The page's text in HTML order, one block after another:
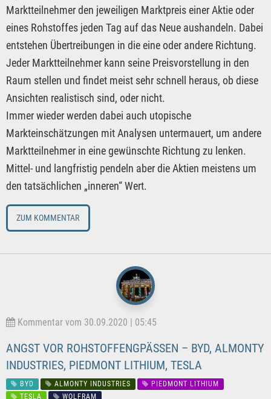
Marktteilnehmer den jeweiligen Marktpreis einer Aktie oder
eines Rohstoffes jeden Tag auf das Neue aushandeln. Dabei
entstehen Übertreibungen in die eine oder andere Richtung.
Jeder Marktteilnehmer kann seine Preisvorstellung in den
Raum stellen und findet meist sehr schnell heraus, ob diese
Ansichten realistisch sind, oder nicht.
Immer wieder werden dabei auch utopische
Markteinschätzungen mit Analysen untermauert, um andere
Marktteilnehmer in eine gewünschte Richtung zu lenken.
Mittel- und langfristig pendeln aber die Aktien meistens um
den tatsächlichen „inneren“ Wert.
ZUM KOMMENTAR
Kommentar vom 30.09.2020 | 05:45
ANGST VOR ROHSTOFFENGPÄSSEN – BYD, ALMONTY
INDUSTRIES, PIEDMONT LITHIUM, TESLA
BYD ALMONTY INDUSTRIES
PIEDMONT LITHIUM
TESLA
WOLFRAM